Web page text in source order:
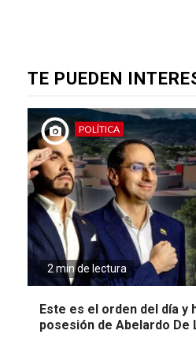
TE PUEDEN
POLÍTICA
2 min de lectura
Este es el orden del día y
posesión de Abelardo De